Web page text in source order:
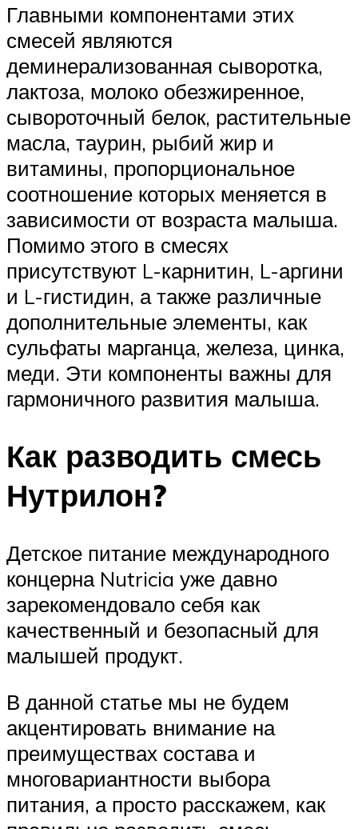
Главными компонентами этих
смесей являются
деминерализованная сыворотка,
лактоза, молоко обезжиренное,
сывороточный белок, растительные
масла, таурин, рыбий жир и
витамины, пропорциональное
соотношение которых меняется в
зависимости от возраста малыша.
Помимо этого в смесях
присутствуют L-карнитин, L-аргини
и L-гистидин, а также различные
дополнительные элементы, как
сульфаты марганца, железа, цинка,
меди. Эти компоненты важны для
гармоничного развития малыша.
Как разводить смесь
Нутрилон?
Детское питание международного
концерна Nutricia уже давно
зарекомендовало себя как
качественный и безопасный для
малышей продукт.
В данной статье мы не будем
акцентировать внимание на
преимуществах состава и
многовариантности выбора
питания, а просто расскажем, как